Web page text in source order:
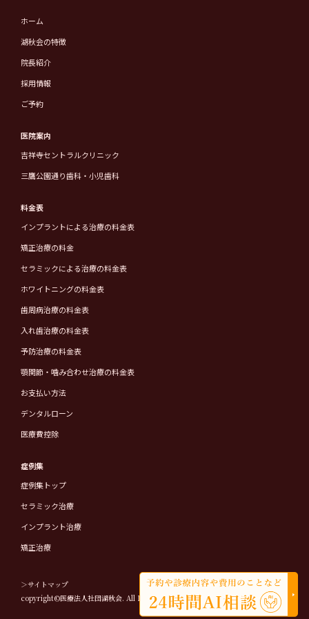
ホーム
湖秋会の特徴
院長紹介
採用情報
ご予約
医院案内
吉祥寺セントラルクリニック
三鷹公園通り歯科・小児歯科
料金表
インプラントによる治療の料金表
矯正治療の料金
セラミックによる治療の料金表
ホワイトニングの料金表
歯周病治療の料金表
入れ歯治療の料金表
予防治療の料金表
顎関節・噛み合わせ治療の料金表
お支払い方法
デンタルローン
医療費控除
症例集
症例集トップ
セラミック治療
インプラント治療
矯正治療
＞サイトマップ
copyright©医療法人社団湖秋会. All Rights Reserved.